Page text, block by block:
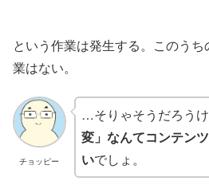
という作業は発生する。このう
業はない。
チョッピー
…そりゃそうだろう
変」なんてコンテン
いでしょ。